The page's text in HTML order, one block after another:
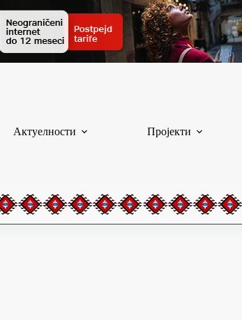
Актуелности Пројекти